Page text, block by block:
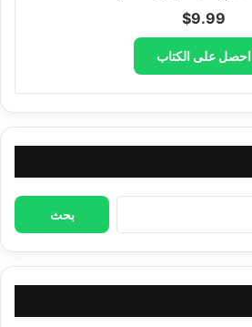
$9.99
احصل على الكتاب
البحث
عن: